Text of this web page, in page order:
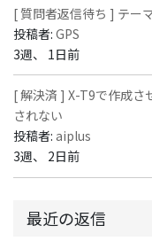
[ 質問者返信待ち ] テー
投稿者: GPS
3週、 1日前
[ 解決済 ] X-T9で作成さ
されない
投稿者: aiplus
3週、 2日前
最近の返信